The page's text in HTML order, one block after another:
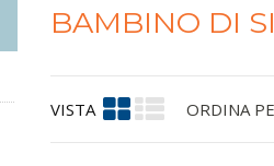
BAMBINO DI
VISTA ORDINA